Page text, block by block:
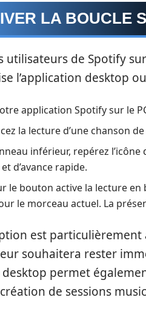
LA BOUCLE
utilisateurs de Spotify
l’application desktop
application Spotify sur le
la lecture d’une chanson
inférieur, repérez
d’avance rapide.
le bouton active la lecture
le morceau actuel. La
est particulièrement
souhaitera rester
permet
de sessions